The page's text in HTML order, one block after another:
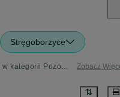
Stręgoborzyce
Dla Ciebie wszystko - Stręgoborzyce - w kategorii Pozostałe Zobacz